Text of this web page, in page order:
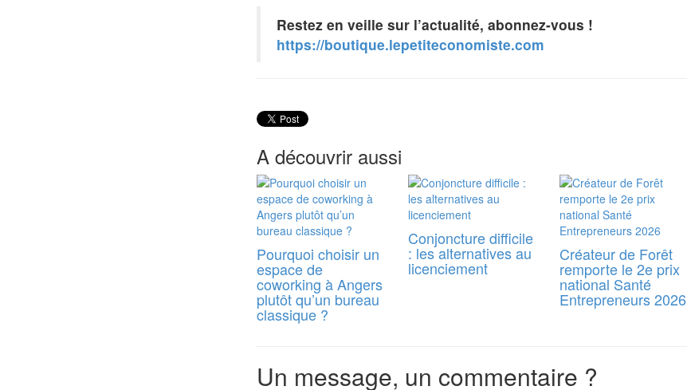
Restez en veille sur l’actualité, abonnez-vous !
https://boutique.lepetiteconomiste.com
A découvrir aussi
Pourquoi choisir un
espace de
coworking à Angers
plutôt qu’un bureau
classique ?
Conjoncture difficile
: les alternatives au
licenciement
Créateur de Forêt
remporte le 2e prix
national Santé
Entrepreneurs 2026
Un message, un commentaire ?